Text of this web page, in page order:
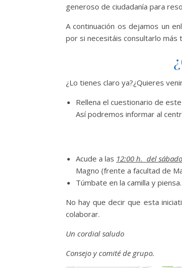
generoso de ciudadanía para
A continuación os dejamos un
por si necesitáis consultarlo más
¿Lo tienes claro ya?¿Quieres
Rellena el cuestionario de
Así podremos informar al
Acude a las 12:00 h. del
Magno (frente a facultad de
Túmbate en la camilla y
No hay que decir que esta
colaborar.
Un cordial saludo
Consejo y comité de grupo.